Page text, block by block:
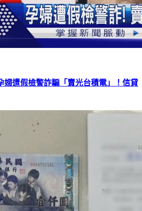
婦遭假檢警詐騙「賣光台積電」！信貸